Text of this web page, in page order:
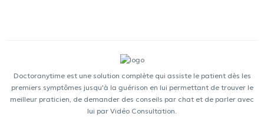
Doctoranytime est une solution complète qui assiste le patient dès les
premiers symptômes jusqu'à la guérison en lui permettant de trouver le
meilleur praticien, de demander des conseils par chat et de parler avec
lui par Vidéo Consultation.